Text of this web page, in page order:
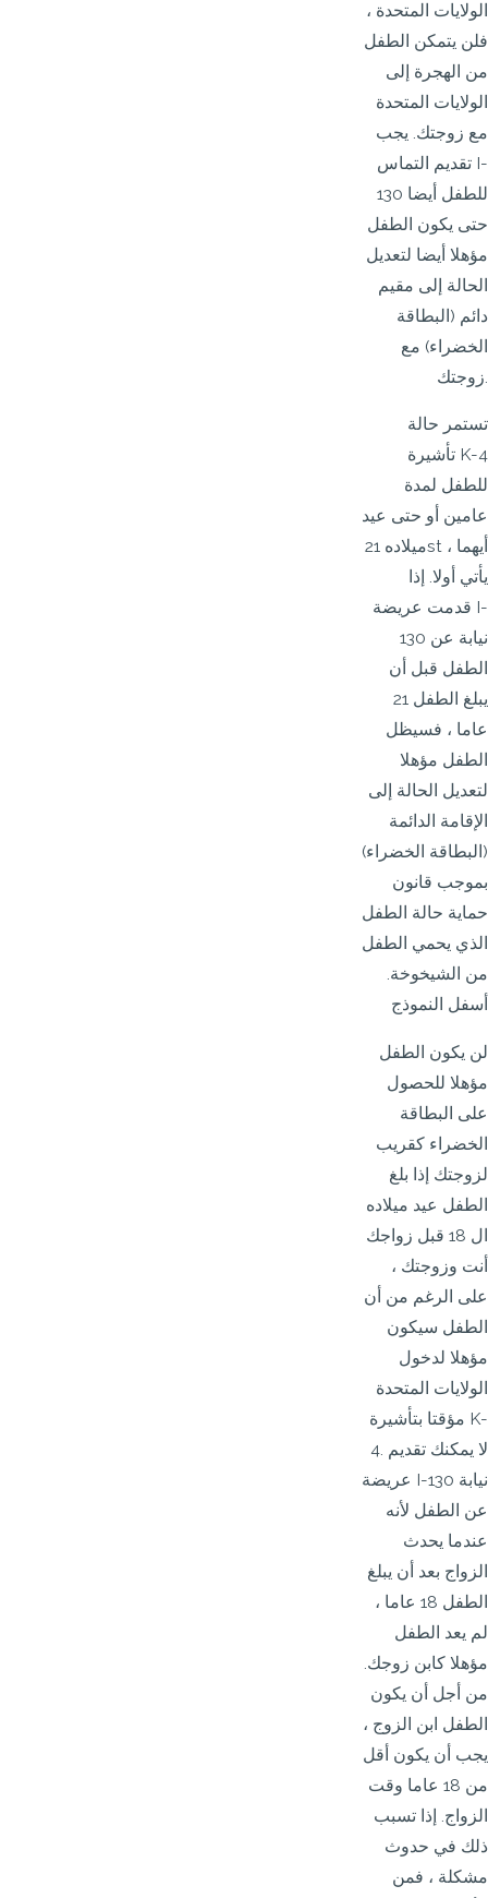
الولايات المتحدة ،
فلن يتمكن الطفل
من الهجرة إلى
الولايات المتحدة
مع زوجتك. يجب
تقديم التماس I-
130 للطفل أيضا
حتى يكون الطفل
مؤهلا أيضا لتعديل
الحالة إلى مقيم
دائم (البطاقة
الخضراء) مع
تستمر حالة
تأشيرة K-4
للطفل لمدة
عامين أو حتى عيد
ميلاده 21st ، أيهما
يأتي أولا. إذا
قدمت عريضة I-
130 نيابة عن
الطفل قبل أن
يبلغ الطفل 21
عاما ، فسيظل
الطفل مؤهلا
لتعديل الحالة إلى
الإقامة الدائمة
(البطاقة الخضراء)
بموجب قانون
حماية حالة الطفل
الذي يحمي الطفل
من الشيخوخة.
أسفل النموذج
لن يكون الطفل
مؤهلا للحصول
على البطاقة
الخضراء كقريب
لزوجتك إذا بلغ
الطفل عيد ميلاده
ال 18 قبل زواجك
أنت وزوجتك ،
على الرغم من أن
الطفل سيكون
مؤهلا لدخول
الولايات المتحدة
مؤقتا بتأشيرة K-
4. لا يمكنك تقديم
عريضة I-130 نيابة
عن الطفل لأنه
عندما يحدث
الزواج بعد أن يبلغ
الطفل 18 عاما ،
لم يعد الطفل
مؤهلا كابن زوجك.
من أجل أن يكون
الطفل ابن الزوج ،
يجب أن يكون أقل
من 18 عاما وقت
الزواج. إذا تسبب
ذلك في حدوث
مشكلة ، فمن